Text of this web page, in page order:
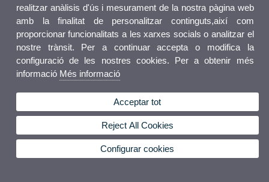
realitzar anàlisis d'ús i mesurament de la nostra pàgina web
amb la finalitat de personalitzar continguts,així com
proporcionar funcionalitats a les xarxes socials o analitzar el
nostre trànsit. Per a continuar accepta o modifica la
configuració de les nostres cookies. Per a obtenir més
informació Més informació
Acceptar tot
Reject All Cookies
Configurar cookies